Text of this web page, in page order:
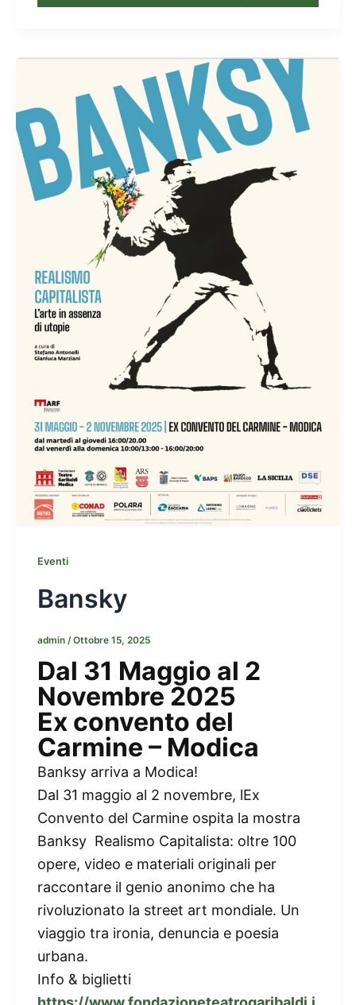
Eventi
Bansky
admin /Ottobre 15, 2025
Dal 31 Maggio al 2
Novembre 2025
Ex convento del
Carmine – Modica
Banksy arriva a Modica!
Dal 31 maggio al 2 novembre, lEx
Convento del Carmine ospita la mostra
Banksy  Realismo Capitalista: oltre 100
opere, video e materiali originali per
raccontare il genio anonimo che ha
rivoluzionato la street art mondiale. Un
viaggio tra ironia, denuncia e poesia
urbana.
Info & biglietti